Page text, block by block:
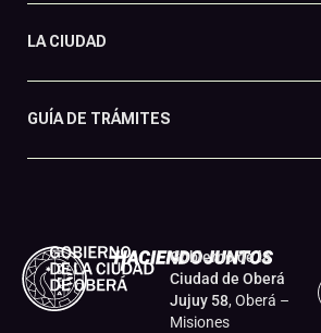
LA CIUDAD
GUÍA DE TRÁMITES
Gobierno de la
Ciudad de Oberá
Jujuy 58, Oberá –
Misiones